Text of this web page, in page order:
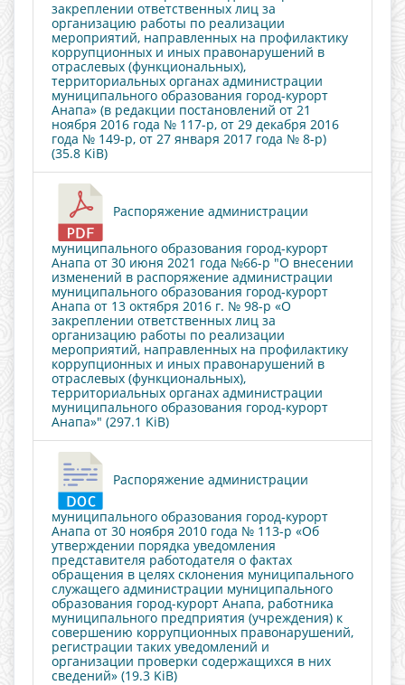
закреплении ответственных лиц за
организацию работы по реализации
мероприятий, направленных на профилактику
коррупционных и иных правонарушений в
отраслевых (функциональных),
территориальных органах администрации
муниципального образования город-курорт
Анапа» (в редакции постановлений от 21
ноября 2016 года № 117-р, от 29 декабря 2016
года № 149-р, от 27 января 2017 года № 8-р)
(35.8 KiB)
Распоряжение администрации
муниципального образования город-курорт
Анапа от 30 июня 2021 года №66-р "О внесении
изменений в распоряжение администрации
муниципального образования город-курорт
Анапа от 13 октября 2016 г. № 98-р «О
закреплении ответственных лиц за
организацию работы по реализации
мероприятий, направленных на профилактику
коррупционных и иных правонарушений в
отраслевых (функциональных),
территориальных органах администрации
муниципального образования город-курорт
Анапа»" (297.1 KiB)
Распоряжение администрации
муниципального образования город-курорт
Анапа от 30 ноября 2010 года № 113-р «Об
утверждении порядка уведомления
представителя работодателя о фактах
обращения в целях склонения муниципального
служащего администрации муниципального
образования город-курорт Анапа, работника
муниципального предприятия (учреждения) к
совершению коррупционных правонарушений,
регистрации таких уведомлений и
организации проверки содержащихся в них
сведений» (19.3 KiB)